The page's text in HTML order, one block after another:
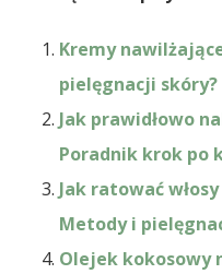
Kremy
pielęgnacji skóry?
Jak prawidłowo
Poradnik krok po
Jak ratować
Metody i
Olejek kokosowy